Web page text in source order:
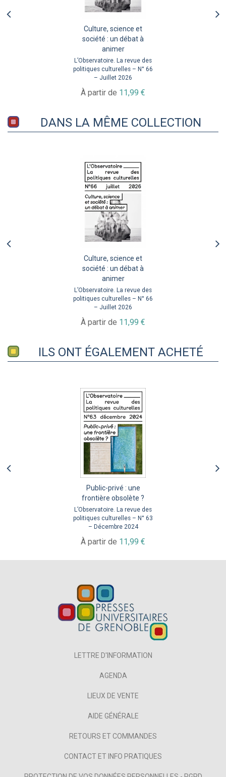
Culture, science et
société : un débat à
animer
L’Observatoire. La revue des
politiques culturelles – N° 66
– Juillet 2026
À partir de 11,99 €
DANS LA MÊME COLLECTION
Culture, science et
société : un débat à
animer
L’Observatoire. La revue des
politiques culturelles – N° 66
– Juillet 2026
À partir de 11,99 €
ILS ONT ÉGALEMENT ACHETÉ
Public-privé : une
frontière obsolète ?
L’Observatoire. La revue des
politiques culturelles – N° 63
– Décembre 2024
À partir de 11,99 €
LETTRE D'INFORMATION
AGENDA
LIEUX DE VENTE
AIDE GÉNÉRALE
RETOURS ET COMMANDES
CONTACT ET INFO PRATIQUES